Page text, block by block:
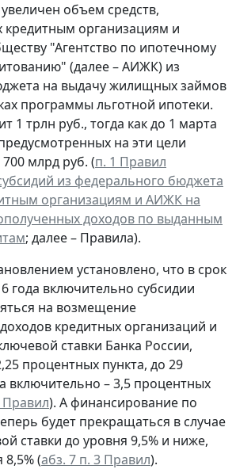
объем средств,
кредитным организациям и
"Агентство по ипотечному
(далее – АИЖК) из
на выдачу жилищных займов
программы льготной ипотеки.
1 трлн руб., тогда как до 1 марта
на эти цели
700 млрд руб. (п. 1 Правил
из федерального бюджета
организациям и АИЖК на
доходов по выданным
; далее – Правила).
установлено, что в срок
года включительно субсидии
на возмещение
кредитных организаций и
ставки Банка России,
процентных пункта, до 29
включительно – 3,5 процентных
Правил). А финансирование по
будет прекращаться в случае
ставки до уровня 9,5% и ниже,
8,5% (абз. 7 п. 3 Правил).